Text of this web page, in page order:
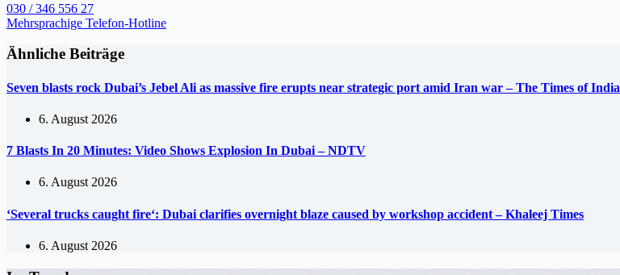
030 / 346 556 27
Mehrsprachige Telefon-Hotline
Ähnliche Beiträge
Seven blasts rock Dubai’s Jebel Ali as massive fire erupts near strategic port amid Iran war – The Times of India
6. August 2026
7 Blasts In 20 Minutes: Video Shows Explosion In Dubai – NDTV
6. August 2026
‘Several trucks caught fire‘: Dubai clarifies overnight blaze caused by workshop accident – Khaleej Times
6. August 2026